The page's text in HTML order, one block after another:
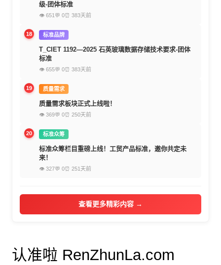
级-团体标准
👁 651 💬 0⏰ 383天前
18 标准品牌
T_CIET 1192—2025 石英玻璃数据存储技术要求-团体
标准
👁 655💬 0⏰ 383天前
19 质量需求
质量需求板块正式上线啦！
👁 369💬 0⏰ 250天前
20 标准众筹
标准众筹栏目重磅上线！工贸产品标准，邀你共定未
来！
👁 327💬 0⏰ 251天前
查看更多精彩内容 →
认准啦 RenZhunLa.com